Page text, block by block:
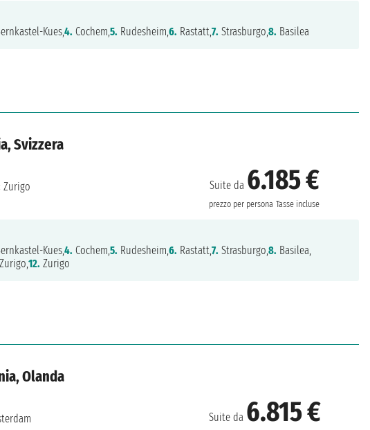
Kues,4. Cochem,5. Rudesheim,6. Rastatt,7. Strasburgo,8. Basilea
Svizzera
Suite da 6.185 €
prezzo per persona Tasse incluse
Zurigo
Kues,4. Cochem,5. Rudesheim,6. Rastatt,7. Strasburgo,8. Basilea,
Zurigo,12. Zurigo
Olanda
Suite da 6.815 €